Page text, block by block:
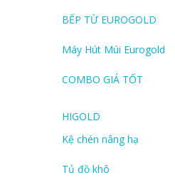
BẾP TỪ EUROGOLD
Máy Hút Múi Eurogold
COMBO GIÁ TỐT
HIGOLD
Kệ chén nâng hạ
Tủ đồ khô